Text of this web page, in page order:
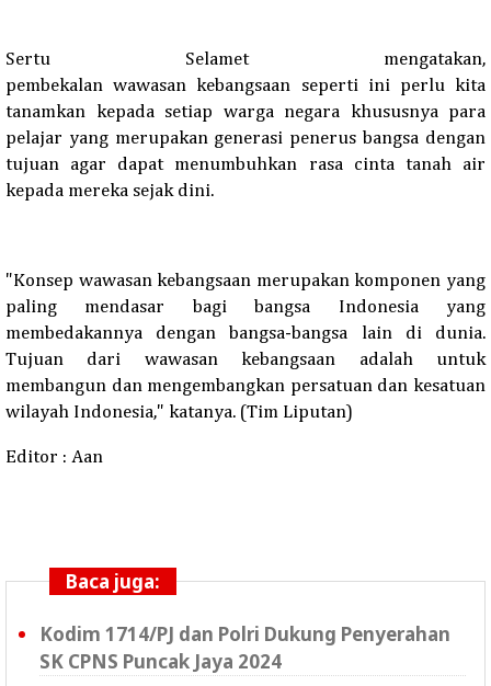
Sertu Selamet mengatakan,
pembekalanwawasan kebangsaan seperti ini perlu kita
tanamkan kepada setiap warga negara khususnya para
pelajar yang merupakan generasi penerus bangsa dengan
tujuan agar dapat menumbuhkan rasa cinta tanah air
kepada mereka sejak dini.
"Konsep wawasan kebangsaan merupakan komponen yang
paling mendasar bagi bangsa Indonesia yang
membedakannya dengan bangsa-bangsa lain di dunia.
Tujuan dari wawasan kebangsaan adalah untuk
membangun dan mengembangkan persatuan dan kesatuan
wilayah Indonesia," katanya. (Tim Liputan)
Editor : Aan
Baca juga:
Kodim 1714/PJ dan Polri Dukung Penyerahan
SK CPNS Puncak Jaya 2024